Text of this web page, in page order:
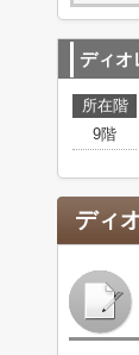
ディオ
所在階
9階
ディ